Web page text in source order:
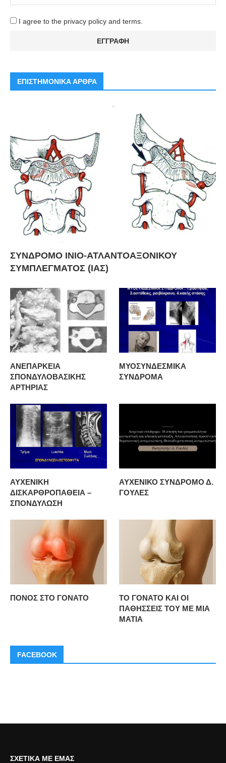
I agree to the privacy policy and terms.
ΕΠΙΣΤΗΜΟΝΙΚΑ ΑΡΘΡΑ
ΣΥΝΔΡΟΜΟ ΙΝΙΟ-ΑΤΛΑΝΤΟΑΞΟΝΙΚΟΥ
ΣΥΜΠΛΕΓΜΑΤΟΣ (ΙΑΣ)
ΑΝΕΠΑΡΚΕΙΑ
ΣΠΟΝΔΥΛΟΒΑΣΙΚΗΣ
ΑΡΤΗΡΙΑΣ
ΜΥΟΣΥΝΔΕΣΜΙΚΑ
ΣΥΝΔΡΟΜΑ
ΑΥΧΕΝΙΚΗ
ΔΙΣΚΑΡΘΡΟΠΑΘΕΙΑ –
ΣΠΟΝΔΥΛΩΣΗ
ΑΥΧΕΝΙΚΟ ΣΥΝΔΡΟΜΟ Δ.
ΓΟΥΛΕΣ
ΠΟΝΟΣ ΣΤΟ ΓΟΝΑΤΟ
ΤΟ ΓΟΝΑΤΟ ΚΑΙ ΟΙ
ΠΑΘΗΣΣΕΙΣ ΤΟΥ ΜΕ ΜΙΑ
ΜΑΤΙΑ
FACEBOOK
ΣΧΕΤΙΚΆ ΜΕ ΕΜΆΣ